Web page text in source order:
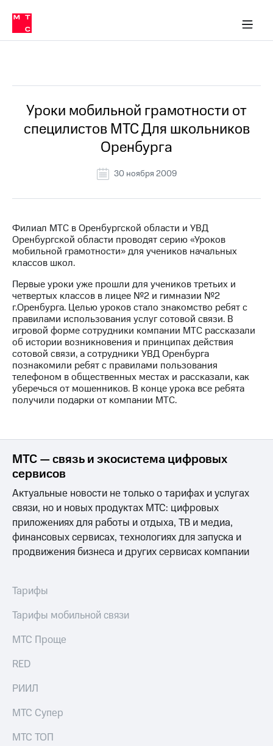
Медиа-центр
и акционерам
Устойчивое развитие
Комплаенс и деловая этика
компании
Карьера
История
компании
Руководство
информация
Контакты
Медиа-центр
Пресс-
релизы
МТС
о технологиях
Достижения
Интервью
Финансовая
отчетность
Контакты
в
регионе
и акционерам
Корпоративное
управление
Корпоративный
секретарь
Раскрытие
"МТС"
акционеров
Контроль
аудит
в МТС
Пресс-
релизы
о технологиях
Уроки мобильной грамотности от
специлистов МТС Для школьников
Оренбурга
30 ноября 2009
Филиал МТС в Оренбургской области и УВД
Оренбургской области проводят серию «Уроков
мобильной грамотности» для учеников начальных
классов школ.
Первые уроки уже прошли для учеников третьих и
четвертых классов в лицее №2 и гимназии №2
г.Оренбурга. Целью уроков стало знакомство ребят с
правилами использования услуг сотовой связи. В
игровой форме сотрудники компании МТС рассказали
об истории возникновения и принципах действия
сотовой связи, а сотрудники УВД Оренбурга
познакомили ребят с правилами пользования
телефоном в общественных местах и рассказали, как
уберечься от мошенников. В конце урока все ребята
получили подарки от компании МТС.
МТС — связь и экосистема цифровых
сервисов
Актуальные новости не только о тарифах и услугах
связи, но и новых продуктах МТС: цифровых
приложениях для работы и отдыха, ТВ и медиа,
финансовых сервисах, технологиях для запуска и
продвижения бизнеса и других сервисах компании
Тарифы
Тарифы мобильной связи
МТС Проще
RED
РИИЛ
МТС Супер
МТС ТОП